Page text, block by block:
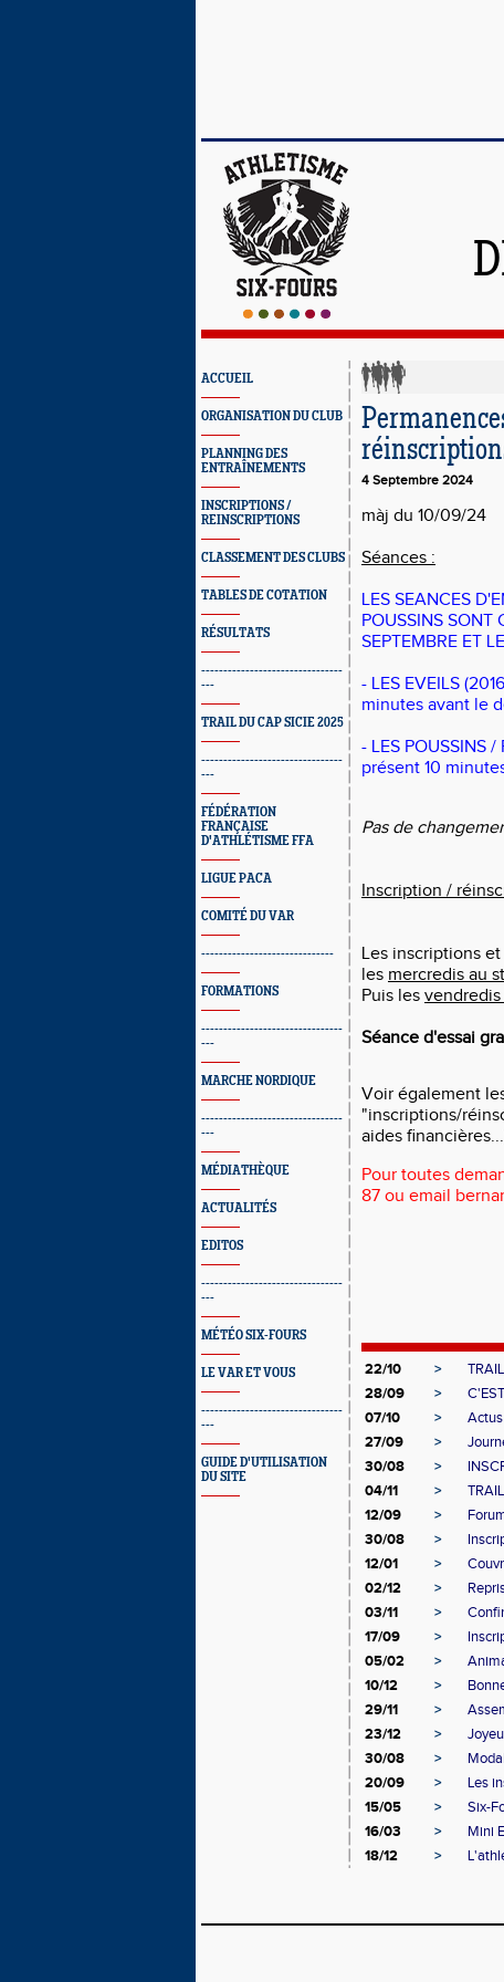
ACCUEIL
ORGANISATION DU CLUB
PLANNING DES
ENTRAÎNEMENTS
INSCRIPTIONS /
REINSCRIPTIONS
CLASSEMENT DES CLUBS
TABLES DE COTATION
RÉSULTATS
--------------------------------
---
TRAIL DU CAP SICIE 2025
--------------------------------
---
FÉDÉRATION
FRANÇAISE
D'ATHLÉTISME FFA
LIGUE PACA
COMITÉ DU VAR
------------------------------
FORMATIONS
--------------------------------
---
MARCHE NORDIQUE
--------------------------------
---
MÉDIATHÈQUE
ACTUALITÉS
EDITOS
--------------------------------
---
MÉTÉO SIX-FOURS
LE VAR ET VOUS
--------------------------------
---
GUIDE D'UTILISATION
DU SITE
4 Septembre 2024
màj du 10/09/24
Séances :
LES SEANCES
POUSSINS SONT
SEPTEMBRE ET
- LES EVEILS
minutes avant le
- LES POUSSINS
présent 10
Pas de
Inscription /
Les inscriptions
les mercredis au
Puis les vendredis
Séance d'essai
Voir également
"inscriptions/
aides
Pour toutes
87 ou email
22/10 >
28/09
>
07/10
>
27/09
>
30/08
>
04/11
>
12/09
>
30/08
>
12/01
>
02/12
>
03/11
>
17/09
>
05/02
>
10/12
>
29/11
>
23/12
>
30/08
>
20/09
>
Les
15/05
>
Six-
16/03
>
Mini
18/12
>